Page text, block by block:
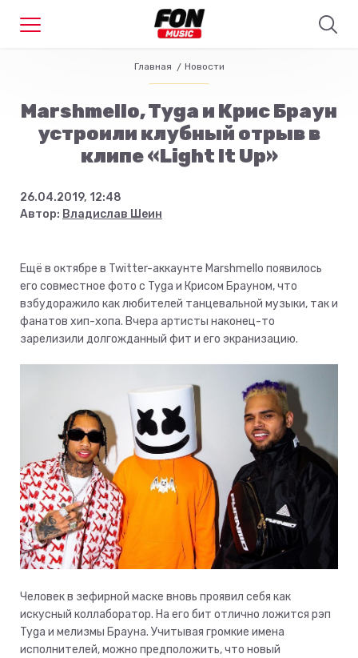
Главная Новости
Marshmello, Tyga и Крис Браун
устроили клубный отрыв в
клипе «Light It Up»
26.04.2019, 12:48
Автор: Владислав Шеин
Ещё в октябре в Twitter-аккаунте Marshmello появилось
его совместное фото с Tyga и Крисом Брауном, что
взбудоражило как любителей танцевальной музыки, так и
фанатов хип-хопа. Вчера артисты наконец-то
зарелизили долгожданный фит и его экранизацию.
Человек в зефирной маске вновь проявил себя как
искусный коллаборатор. На его бит отлично ложится рэп
Tyga и мелизмы Брауна. Учитывая громкие имена
исполнителей, можно предположить, что новый